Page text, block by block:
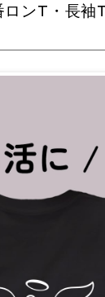
ンT・長